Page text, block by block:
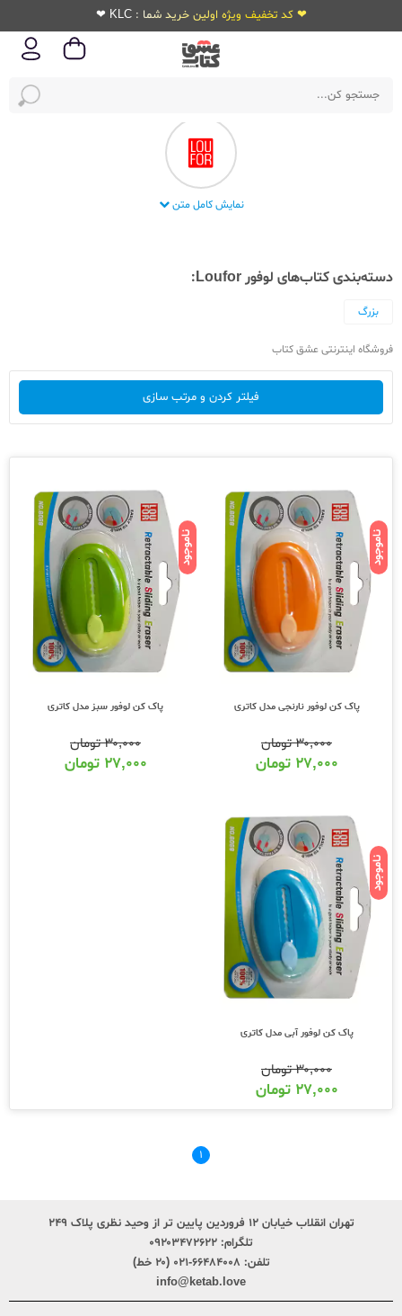
❤ کد تخفیف ویژه اولین خرید شما : KLC ❤
شرکت نوشت افزار لوفور
نمایش کامل متن
دسته‌بندی کتاب‌های لوفور Loufor:
بزرگ
فروشگاه اینترنتی عشق کتاب
فیلتر کردن و مرتب سازی
ناموجود
پاک کن لوفور نارنجی مدل کاتری
۳۰,۰۰۰تومان
۲۷,۰۰۰ تومان
ناموجود
پاک کن لوفور سبز مدل کاتری
۳۰,۰۰۰تومان
۲۷,۰۰۰ تومان
ناموجود
پاک کن لوفور آبی مدل کاتری
۳۰,۰۰۰تومان
۲۷,۰۰۰ تومان
۱
تهران انقلاب خیابان ۱۲ فروردین پایین تر از وحید نظری پلاک ۲۴۹
تلگرام: ۰۹۲۰۳۴۷۲۶۲۲
تلفن: ۶۶۴۸۴۰۰۸-۰۲۱ (۲۰ خط)
info@ketab.love